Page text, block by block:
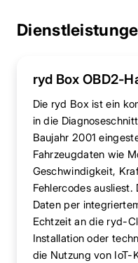
ryd Box OBD2-
Die ryd Box ist ein
in die
Baujahr 2001
Fahrzeugdaten wie
Geschwindigkeit,
Fehlercodes
Daten per
Echtzeit an die ryd-
Installation oder
die Nutzung von IoT-